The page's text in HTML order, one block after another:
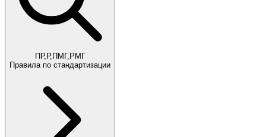
ПР,Р,ПМГ,РМГ
Правила по стандартизации